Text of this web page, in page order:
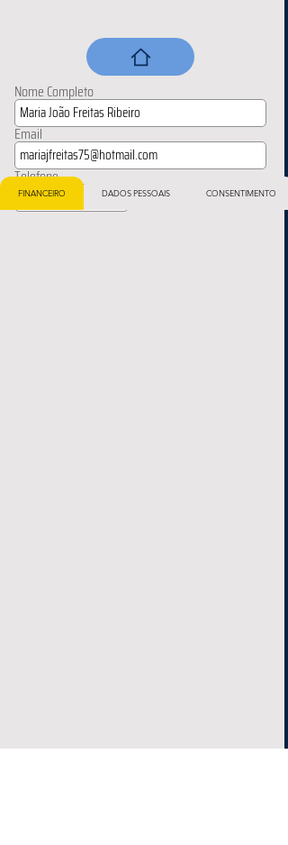
Nome Completo
Email
Telefone
FINANCEIRO DADOS PESSOAIS CONSENTIMENTO